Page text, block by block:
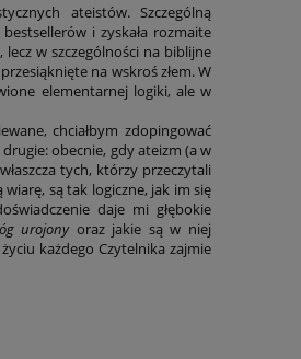
ateistów. Szczególną
i zyskała rozmaite
w szczególności na biblijne
na wskroś złem. W
elementarnej logiki, ale w
chciałbym zdopingować
obecnie, gdy ateizm (a w
tych, którzy przeczytali
są tak logiczne, jak im się
daje mi głębokie
urojonyoraz jakie są w niej
każdego Czytelnika zajmie